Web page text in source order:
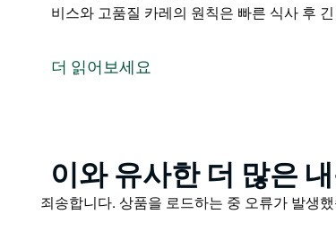
비스와 고품질 카레의 원칙은 빠른 식사 후
5분 이내에 제공되는 간단한 맛있는 메뉴. 그
더 읽어보세요
Product
List
이와 유사한 더 많은
Product
죄송합니다. 상품을 로드하는 중 오류가 발생